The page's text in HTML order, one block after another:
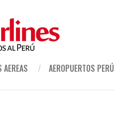
AEREAS AEROPUERTOS PERÚ